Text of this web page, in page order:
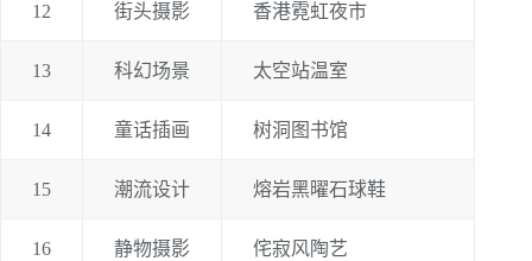
12 街头摄影 香港霓虹夜市
13 科幻场景 太空站温室
14 童话插画 树洞图书馆
15 潮流设计 熔岩黑曜石球鞋
16 静物摄影 侘寂风陶艺